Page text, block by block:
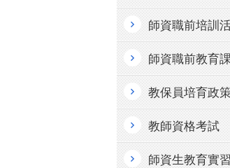
師資職前培訓
師資職前教育
教保員培育政
教師資格考試
師資生教育實習